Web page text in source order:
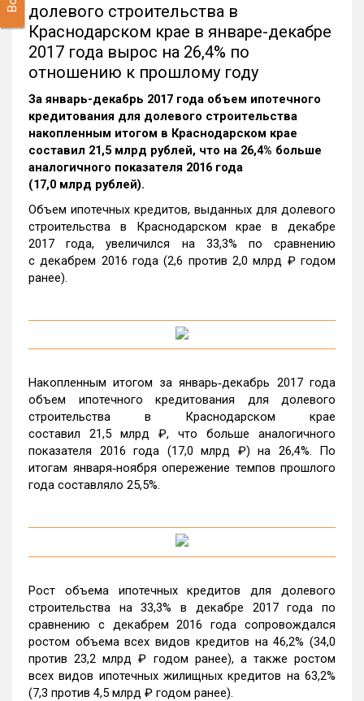
долевого строительства в
Краснодарском крае в январе-декабре
2017 года вырос на 26,4% по
отношению к прошлому году
За январь-декабрь 2017 года объем ипотечного
кредитования для долевого строительства
накопленным итогом в Краснодарском крае
составил 21,5 млрд рублей, что на 26,4% больше
аналогичного показателя 2016 года
(17,0 млрд рублей).
Объем ипотечных кредитов, выданных для долевого
строительства в Краснодарском крае в декабре
2017 года, увеличился на 33,3% по сравнению
с декабрем 2016 года (2,6 против 2,0 млрд ₽ годом
ранее).
Накопленным итогом за январь‑декабрь 2017 года
объем ипотечного кредитования для долевого
строительства в Краснодарском крае
составил 21,5 млрд ₽, что больше аналогичного
показателя 2016 года (17,0 млрд ₽) на 26,4%. По
итогам января‑ноября опережение темпов прошлого
года составляло 25,5%.
Рост объема ипотечных кредитов для долевого
строительства на 33,3% в декабре 2017 года по
сравнению с декабрем 2016 года сопровождался
ростом объема всех видов кредитов на 46,2% (34,0
против 23,2 млрд ₽ годом ранее), а также ростом
всех видов ипотечных жилищных кредитов на 63,2%
(7,3 против 4,5 млрд ₽ годом ранее).